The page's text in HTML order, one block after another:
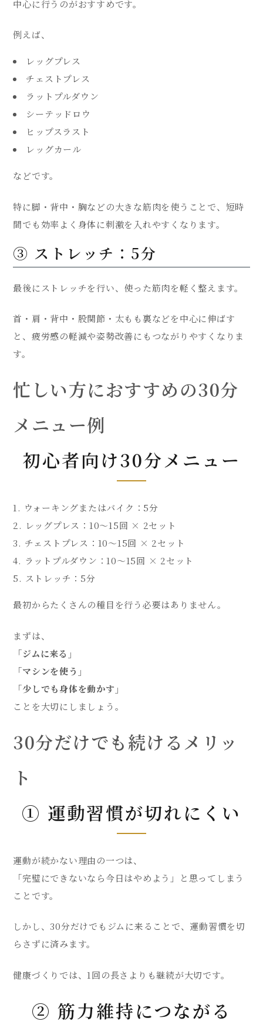
中心に行うのがおすすめです。
例えば、
レッグプレス
チェストプレス
ラットプルダウン
シーテッドロウ
ヒップスラスト
レッグカール
などです。
特に脚・背中・胸などの大きな筋肉を使うことで、短時
間でも効率よく身体に刺激を入れやすくなります。
③ ストレッチ：5分
最後にストレッチを行い、使った筋肉を軽く整えます。
首・肩・背中・股関節・太もも裏などを中心に伸ばす
と、疲労感の軽減や姿勢改善にもつながりやすくなりま
す。
忙しい方におすすめの30分
メニュー例
初心者向け30分メニュー
ウォーキングまたはバイク：5分
レッグプレス：10〜15回 × 2セット
チェストプレス：10〜15回 × 2セット
ラットプルダウン：10〜15回 × 2セット
ストレッチ：5分
最初からたくさんの種目を行う必要はありません。
まずは、
「ジムに来る」
「マシンを使う」
「少しでも身体を動かす」
ことを大切にしましょう。
30分だけでも続けるメリッ
ト
① 運動習慣が切れにくい
運動が続かない理由の一つは、
「完璧にできないなら今日はやめよう」と思ってしまう
ことです。
しかし、30分だけでもジムに来ることで、運動習慣を切
らさずに済みます。
健康づくりでは、1回の長さよりも継続が大切です。
② 筋力維持につながる